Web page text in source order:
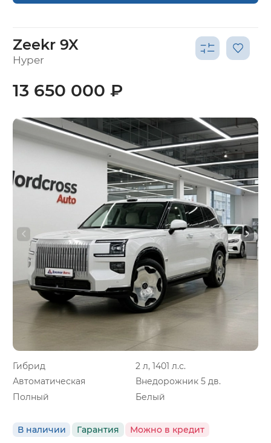
Zeekr 9X
Hyper
Гибрид
2 л, 1401 л.с.
Автоматическая
Внедорожник 5 дв.
Полный
Белый
В наличии Гарантия Можно в кредит
13 650 000 ₽